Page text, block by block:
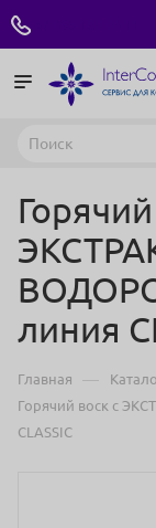
линия
Главная —
Горячий воск с
CLASSIC